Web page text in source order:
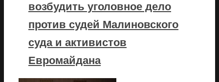
возбудить уголовное дело
против судей Малиновского
суда и активистов
Евромайдана